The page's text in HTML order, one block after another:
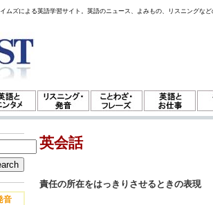
ムズによる英語学習サイト。英語のニュース、よみもの、リスニングな
音
英会話
責任の所在をはっきりさせるときの表現